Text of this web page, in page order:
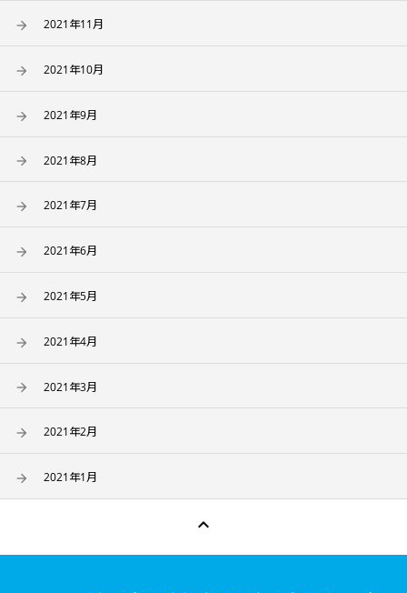
2021年11月
2021年10月
2021年9月
2021年8月
2021年7月
2021年6月
2021年5月
2021年4月
2021年3月
2021年2月
2021年1月
